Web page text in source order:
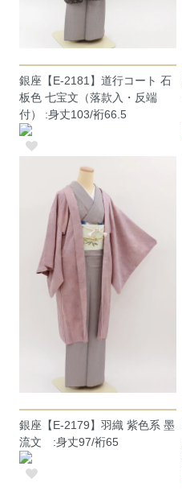
銀座【E-2181】道行コート 石
板色 七宝文（落款入・反端
付） :身丈103/裄66.5
銀座【E-2179】羽織 紫色系 墨
流文 :身丈97/裄65